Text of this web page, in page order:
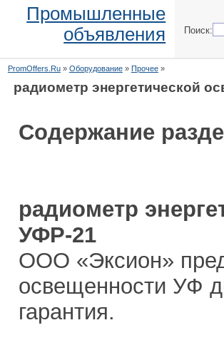
Промышленные
объявления
Поиск:
PromOffers.Ru» Оборудование» Прочее»
радиометр энергетической
Содержание
радиометр
УФР-21
ООО «Эксион»
освещенности УФ
гарантия.